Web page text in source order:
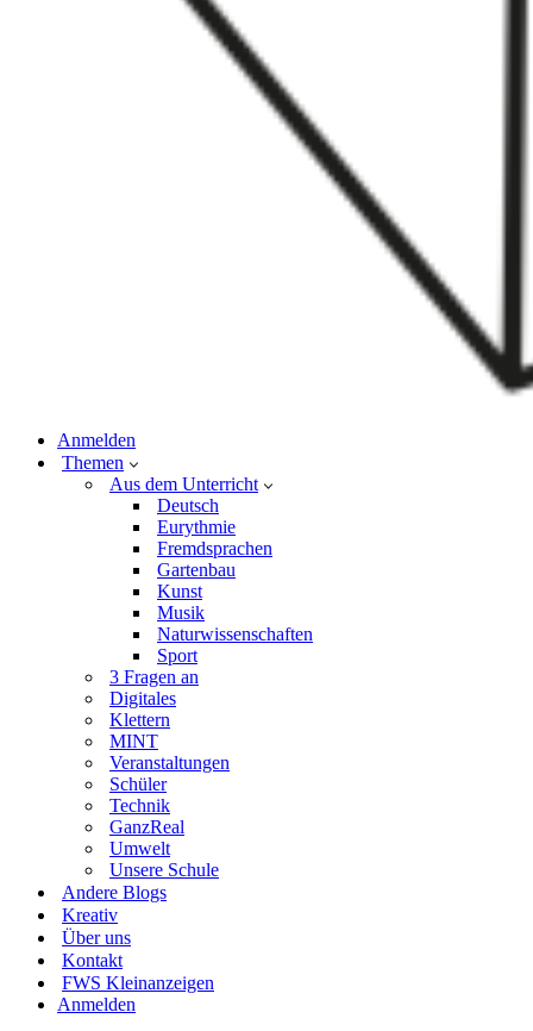
Anmelden
Themen
Aus dem Unterricht
Deutsch
Eurythmie
Fremdsprachen
Gartenbau
Kunst
Musik
Naturwissenschaften
Sport
3 Fragen an
Digitales
Klettern
MINT
Veranstaltungen
Schüler
Technik
GanzReal
Umwelt
Unsere Schule
Andere Blogs
Kreativ
Über uns
Kontakt
FWS Kleinanzeigen
Anmelden